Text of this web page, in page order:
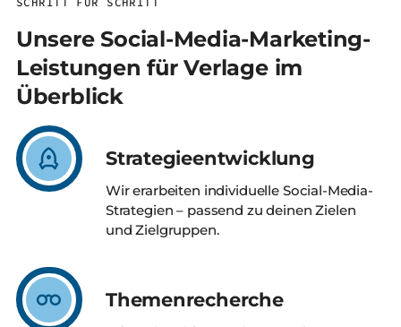
Unsere Social-Media-Marketing-
Leistungen für Verlage im
Überblick
Strategieentwicklung
Wir erarbeiten individuelle Social-Media-
Strategien – passend zu deinen Zielen
und Zielgruppen.
Themenrecherche